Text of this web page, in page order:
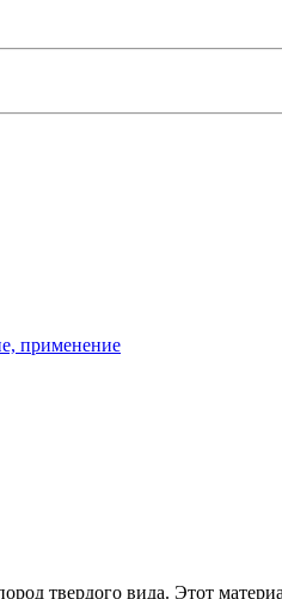
применение
твердого вида. Этот